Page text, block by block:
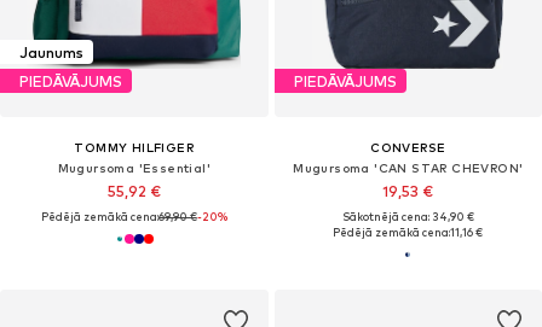
Jaunums
PIEDĀVĀJUMS
TOMMY HILFIGER
Mugursoma 'Essential'
55,92 €
Pēdējā zemākā cena:69,90 €-20%
PIEDĀVĀJUMS
CONVERSE
Mugursoma 'CAN STAR CHEVRON'
19,53 €
Sākotnējā cena: 34,90 €
Pēdējā zemākā cena:11,16 €